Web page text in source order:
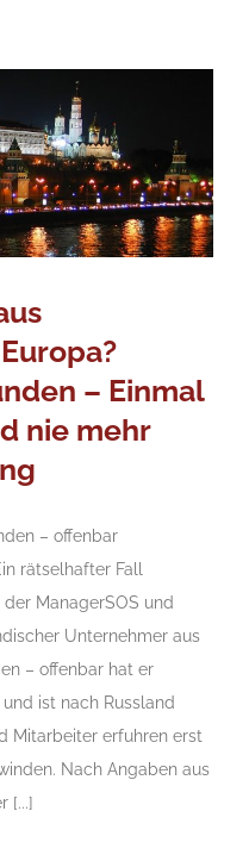
– Einmal
nie mehr
– offenbar
rätselhafter Fall
ManagerSOS und
Unternehmer aus
– offenbar hat er
ist nach Russland
Mitarbeiter erfuhren erst
Nach Angaben aus
[...]